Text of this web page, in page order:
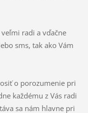
radi a vďačne
sms, tak ako Vám
o porozumenie pri
každému z Vás radi
sa nám hlavne pri